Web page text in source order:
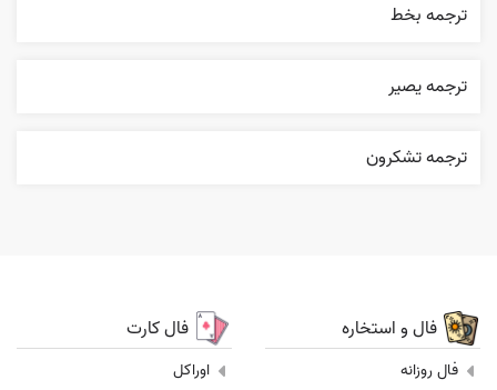
ترجمه بخط
ترجمه یصیر
ترجمه تشکرون
فال و استخاره
فال روزانه
فال کارت
اوراکل